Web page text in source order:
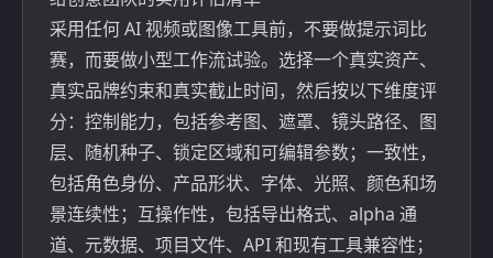
采用任何 AI 视频或图像工具前，不要做提示词比
赛，而要做小型工作流试验。选择一个真实资产、
真实品牌约束和真实截止时间，然后按以下维度评
分：控制能力，包括参考图、遮罩、镜头路径、图
层、随机种子、锁定区域和可编辑参数；一致性，
包括角色身份、产品形状、字体、光照、颜色和场
景连续性；互操作性，包括导出格式、alpha 通
道、元数据、项目文件、API 和现有工具兼容性；